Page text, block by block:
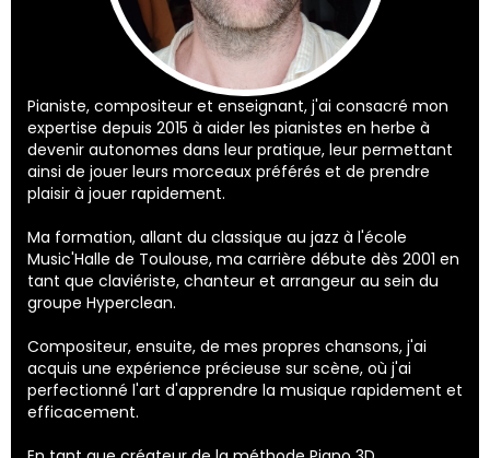
Pianiste, compositeur et enseignant, j'ai consacré mon
expertise depuis 2015 à aider les pianistes en herbe à
devenir autonomes dans leur pratique, leur permettant
ainsi de jouer leurs morceaux préférés et de prendre
plaisir à jouer rapidement.
Ma formation, allant du classique au jazz à l'école
Music'Halle de Toulouse, ma carrière débute dès 2001 en
tant que claviériste, chanteur et arrangeur au sein du
groupe Hyperclean.
Compositeur, ensuite, de mes propres chansons, j'ai
acquis une expérience précieuse sur scène, où j'ai
perfectionné l'art d'apprendre la musique rapidement et
efficacement.